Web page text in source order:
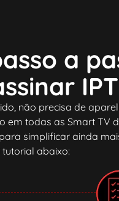
a
não precisa de
em todas as Smart TV
simplificar ainda
tutorial abaixo: